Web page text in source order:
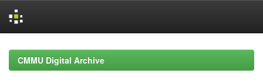
navigationCMMU Digital Archive